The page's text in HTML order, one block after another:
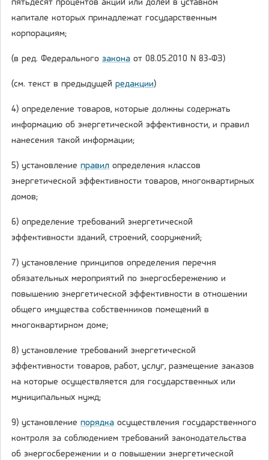
пятьдесят процентов акций или долей в уставном
капитале которых принадлежат государственным
корпорациям;
(в ред. Федерального закона от 08.05.2010 N 83-ФЗ)
(см. текст в предыдущей редакции)
4) определение товаров, которые должны содержать
информацию об энергетической эффективности, и правил
нанесения такой информации;
5) установление правил определения классов
энергетической эффективности товаров, многоквартирных
домов;
6) определение требований энергетической
эффективности зданий, строений, сооружений;
7) установление принципов определения перечня
обязательных мероприятий по энергосбережению и
повышению энергетической эффективности в отношении
общего имущества собственников помещений в
многоквартирном доме;
8) установление требований энергетической
эффективности товаров, работ, услуг, размещение заказов
на которые осуществляется для государственных или
муниципальных нужд;
9) установление порядка осуществления государственного
контроля за соблюдением требований законодательства
об энергосбережении и о повышении энергетической